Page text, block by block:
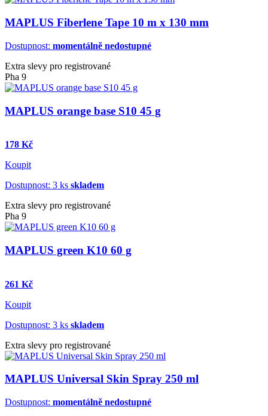
MAPLUS Fiberlene Tape 10 m x 130 mm
Dostupnost: momentálně nedostupné
Extra slevy pro registrované
Pha 9
MAPLUS orange base S10 45 g
178 Kč
Koupit
Dostupnost: 3 ks skladem
Extra slevy pro registrované
Pha 9
MAPLUS green K10 60 g
261 Kč
Koupit
Dostupnost: 3 ks skladem
Extra slevy pro registrované
MAPLUS Universal Skin Spray 250 ml
Dostupnost: momentálně nedostupné